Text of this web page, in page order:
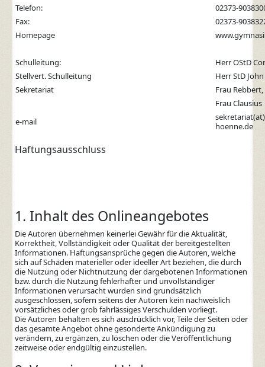
Telefon:
02373-
Fax:
02373-
Homepage
Schulleitung:
Herr OStD
Stellvert. Schulleitung
Herr StD John
Sekretariat
Frau
Frau Clausius
e-mail
hoenne.de
Haftungsausschluss
1. Inhalt des Onlineangebotes
Die Autoren übernehmen keinerlei Gewähr für die Aktualität,
Korrektheit, Vollständigkeit oder Qualität der bereitgestellten
Informationen. Haftungsansprüche gegen die Autoren, welche
sich auf Schäden materieller oder ideeller Art beziehen, die durch
die Nutzung oder Nichtnutzung der dargebotenen Informationen
bzw. durch die Nutzung fehlerhafter und unvollständiger
Informationen verursacht wurden sind grundsätzlich
ausgeschlossen, sofern seitens der Autoren kein nachweislich
vorsätzliches oder grob fahrlässiges Verschulden vorliegt.
Die Autoren behalten es sich ausdrücklich vor, Teile der Seiten oder
das gesamte Angebot ohne gesonderte Ankündigung zu
verändern, zu ergänzen, zu löschen oder die Veröffentlichung
zeitweise oder endgültig einzustellen.